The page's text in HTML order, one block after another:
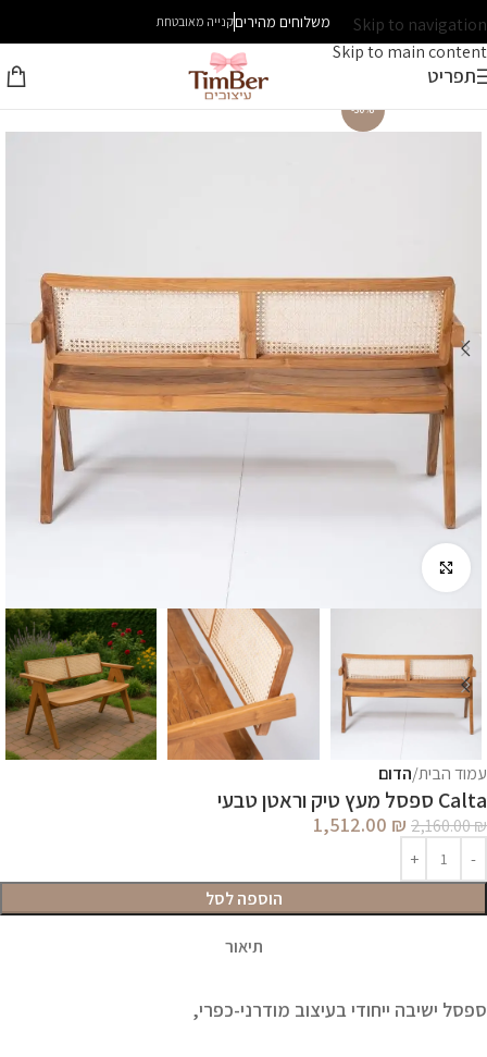
Skip to navigation
Skip to main content
משלוחים מהיריםקנייה מאובטחת
תפריט
עמוד הבית הדום
Calta ספסל מעץ טיק וראטן טבעי
2,160.00₪
1,512.00 ₪
הוספה לסל
תיאור
ספסל ישיבה ייחודי בעיצוב מודרני-כפרי,
-30%
לחץ להגדלה